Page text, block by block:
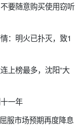
要随意购买使用窃听
：明火已扑灭，致1
上榜最多，沈阳“大
一年
服市场预期再度降息